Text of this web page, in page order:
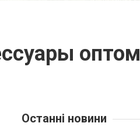
оптом
Останні новини